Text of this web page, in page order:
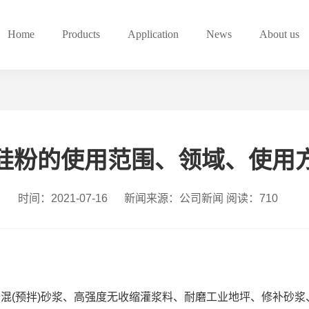
Home Products Application News About us
粉的使用范围、领域、使用
时间：2021-07-16 新闻来源：公司新闻 阅读：710
(预拌)砂浆、高强度无收缩灌浆料、耐磨工业地坪、修补砂